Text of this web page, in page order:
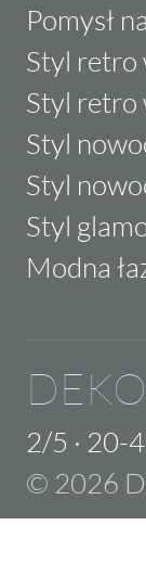
Pomysł
Styl retro
Styl retro
Styl
Styl
Styl
Modna
2/5 · 20-
© 2026